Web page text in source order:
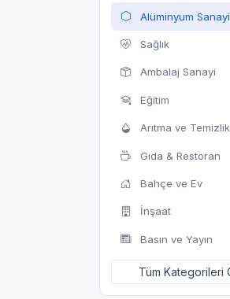
Alüminyum Sanayi
Sağlık
Ambalaj Sanayi
Eğitim
Arıtma ve Temizlik
Gıda & Restoran
Bahçe ve Ev
İnşaat
Basın ve Yayın
Tüm Kategorileri